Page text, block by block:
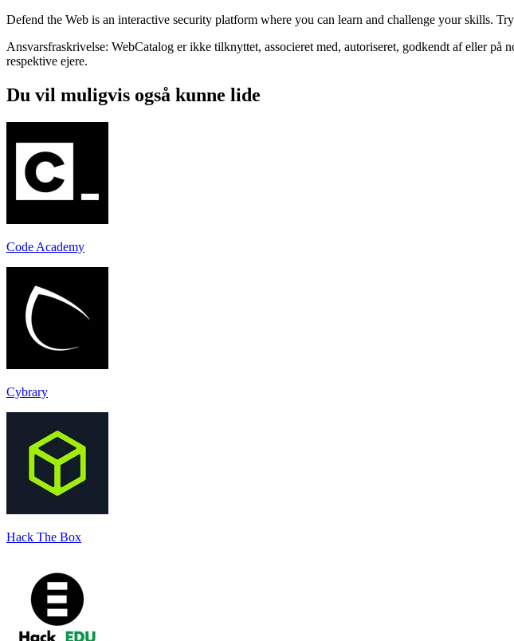
Defend the Web is an interactive security platform where you can learn and challenge your skills.
Ansvarsfraskrivelse: WebCatalog er ikke tilknyttet, associeret med, autoriseret, godkendt af eller
respektive ejere.
Du vil muligvis også kunne lide
Code Academy
Cybrary
Hack The Box